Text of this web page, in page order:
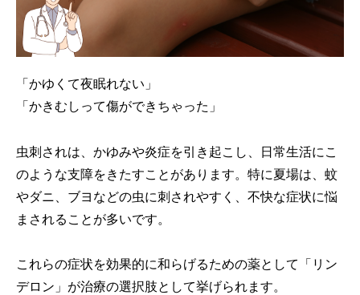
「かゆくて夜眠れない」
「かきむしって傷ができちゃった」
虫刺されは、かゆみや炎症を引き起こし、日常生活にこ
のような支障をきたすことがあります。特に夏場は、蚊
やダニ、ブヨなどの虫に刺されやすく、不快な症状に悩
まされることが多いです。
これらの症状を効果的に和らげるための薬として「リン
デロン」が治療の選択肢として挙げられます。